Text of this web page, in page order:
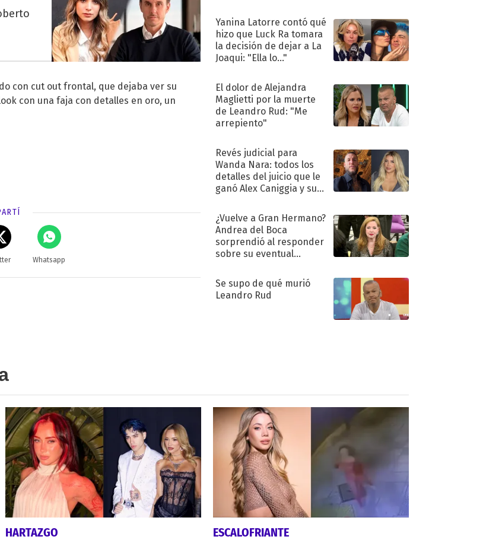
con cut out frontal, que dejaba ver su
con una faja con detalles en oro, un
Whatsapp
Yanina Latorre contó qué
hizo que Luck Ra tomara
la decisión de dejar a La
Joaqui: "Ella lo..."
El dolor de Alejandra
Maglietti por la muerte
de Leandro Rud: "Me
arrepiento"
Revés judicial para
Wanda Nara: todos los
detalles del juicio que le
ganó Alex Caniggia y sus
¿Vuelve a Gran Hermano?
Andrea del Boca
sorprendió al responder
sobre su eventual
Se supo de qué murió
Leandro Rud
HARTAZGO
ESCALOFRIANTE